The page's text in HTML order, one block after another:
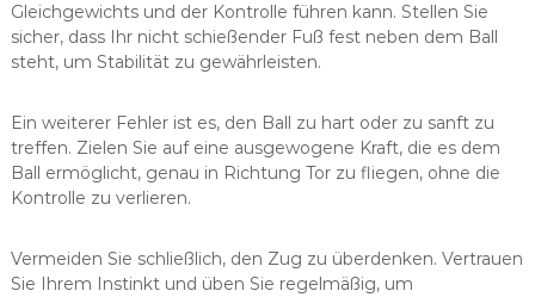
Gleichgewichts und der Kontrolle führen kann. Stellen Sie
sicher, dass Ihr nicht schießender Fuß fest neben dem Ball
steht, um Stabilität zu gewährleisten.
Ein weiterer Fehler ist es, den Ball zu hart oder zu sanft zu
treffen. Zielen Sie auf eine ausgewogene Kraft, die es dem
Ball ermöglicht, genau in Richtung Tor zu fliegen, ohne die
Kontrolle zu verlieren.
Vermeiden Sie schließlich, den Zug zu überdenken. Vertrauen
Sie Ihrem Instinkt und üben Sie regelmäßig, um